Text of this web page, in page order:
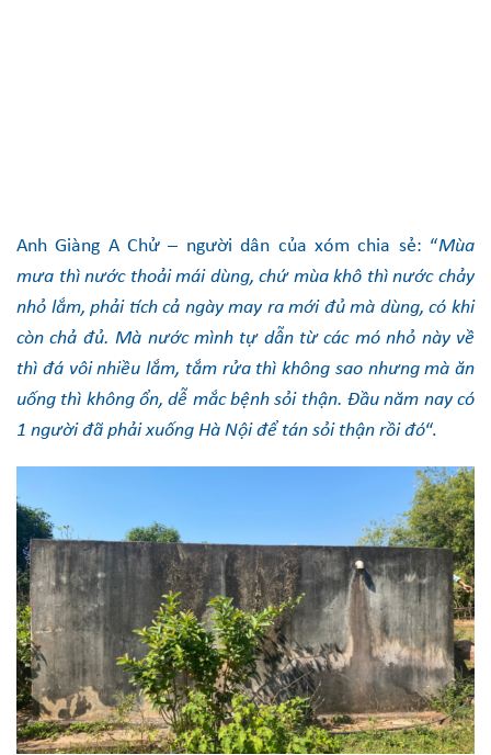
Anh Giàng A Chử – người dân của xóm chia sẻ: “Mùa
mưa thì nước thoải mái dùng, chứ mùa khô thì nước chảy
nhỏ lắm, phải tích cả ngày may ra mới đủ mà dùng, có khi
còn chả đủ. Mà nước mình tự dẫn từ các mó nhỏ này về
thì đá vôi nhiều lắm, tắm rửa thì không sao nhưng mà ăn
uống thì không ổn, dễ mắc bệnh sỏi thận. Đầu năm nay có
1 người đã phải xuống Hà Nội để tán sỏi thận rồi đó“.